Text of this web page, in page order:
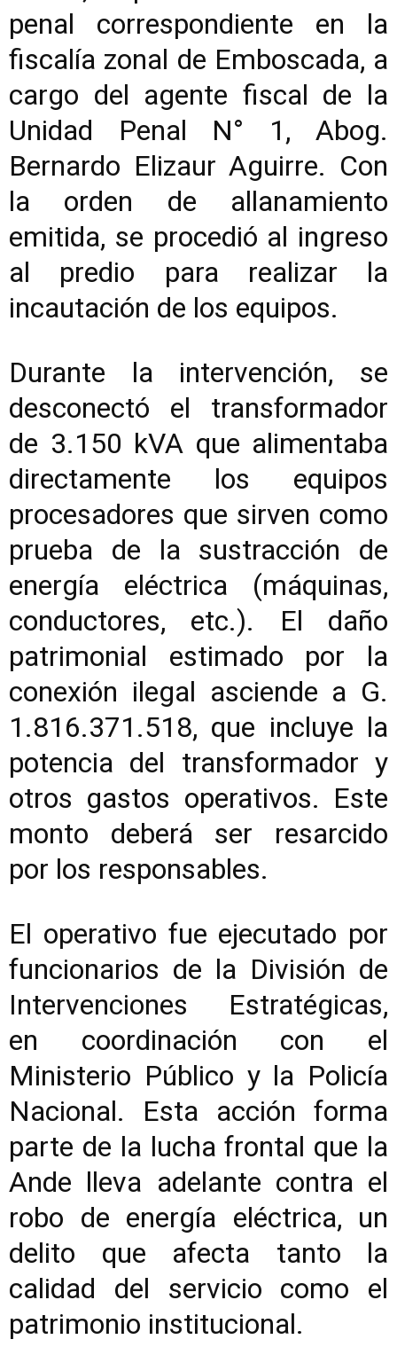
penal correspondiente en la
fiscalía zonal de Emboscada, a
cargo del agente fiscal de la
Unidad Penal N° 1, Abog.
Bernardo Elizaur Aguirre. Con
la orden de allanamiento
emitida, se procedió al ingreso
al predio para realizar la
incautación de los equipos.
Durante la intervención, se
desconectó el transformador
de 3.150 kVA que alimentaba
directamente los equipos
procesadores que sirven como
prueba de la sustracción de
energía eléctrica (máquinas,
conductores, etc.). El daño
patrimonial estimado por la
conexión ilegal asciende a G.
1.816.371.518, que incluye la
potencia del transformador y
otros gastos operativos. Este
monto deberá ser resarcido
por los responsables.
El operativo fue ejecutado por
funcionarios de la División de
Intervenciones Estratégicas,
en coordinación con el
Ministerio Público y la Policía
Nacional. Esta acción forma
parte de la lucha frontal que la
Ande lleva adelante contra el
robo de energía eléctrica, un
delito que afecta tanto la
calidad del servicio como el
patrimonio institucional.